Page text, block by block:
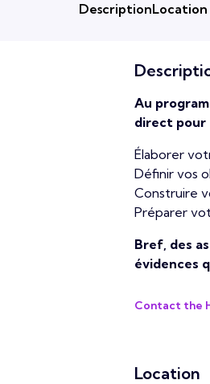
DescriptionLocation
Au
direct pour
Élaborer
Définir vos
Construire
Préparer
Bref, des
évidences
Contact the
Location